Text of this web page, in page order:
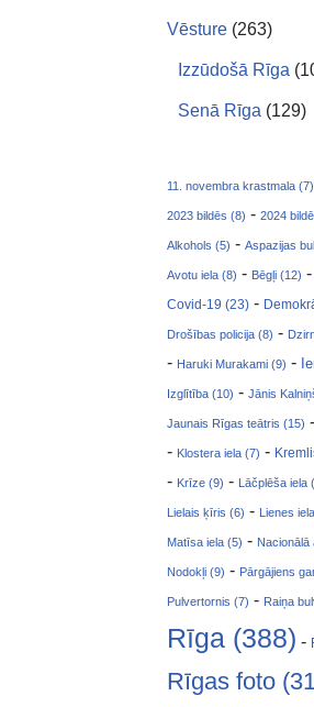
Vēsture (263)
Izzūdošā Rīga
Senā Rīga (129)
11. novembra krastmala (7)
2023 bildēs (8) - 2024
Alkohols (5) - Aspazijas
Avotu iela (8) - Bēgļi (12) -
Covid-19 (23) -
Drošības policija (8) -
- Haruki Murakami (9) -
Izglītība (10) - Jānis
Jaunais Rīgas teātris (15) -
- Klostera iela (7) -
- Krīze (9) - Lāčplēša iela
Lielais ķīris (6) - Lienes
Matīsa iela (5) - Nacionālā
Nodokļi (9) - Pārgājiens
Pulvertornis (7) - Raiņa
Rīga (388) -
Rīgas foto